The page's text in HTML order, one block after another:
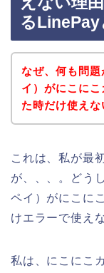
るLinePay
なぜ、何も問
イ）がにこに
た時だけ使えな
これは、私が最
が、、、。どう
ペイ）がにこに
けエラーで使え
私は、にこにこ